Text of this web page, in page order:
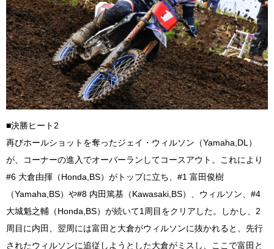
■決勝ヒート2
再びホールショットを奪ったジェイ・ウィルソン（Yamaha,DL）
が、コーナーの進入でオーバーランしてコースアウト。これにより
#6 大倉由揮（Honda,BS）がトップに立ち、#1 富田俊樹
（Yamaha,BS）や#8 内田篤基（Kawasaki,BS）、ウィルソン、#4
大城魁之輔（Honda,BS）が続いて1周目をクリアした。しかし、2
周目に内田、翌周には富田と大倉がウィルソンに抜かれると、先行
されたウィルソンに追従しようとした大倉がミスし、ここで富田と